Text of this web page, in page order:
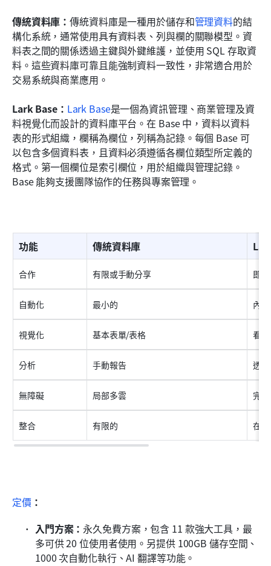
傳統資料庫：傳統資料庫是一種用於儲存和管理資料的結
構化系統，通常使用具有資料表、列與欄的關聯模型。資
料表之間的關係透過主鍵與外鍵維護，並使用 SQL 存取資
料。這些資料庫可靠且能強制資料一致性，非常適合用於
交易系統與商業應用。
Lark Base： Lark Base是一個為資訊管理、商業管理及資
料視覺化而設計的資料庫平台。在 Base 中，資料以資料
表的形式組織，欄稱為欄位，列稱為記錄。每個 Base 可
以包含多個資料表，且資料必須遵循各欄位類型所定義的
格式。第一個欄位是索引欄位，用於組織與管理記錄。
Base 能夠支援團隊協作的任務與專案管理。
功能 傳統資料庫
合作 有限或手動分享 即
自動化 最小的 內
視覺化 基本表單/表格 看
分析 手動報告 透
無障礙 局部多雲 完
整合 有限的 在
定價：
入門方案： 永久免費方案，包含 11 款強大工具，最
多可供 20 位使用者使用。另提供 100GB 儲存空間、
1000 次自動化執行、AI 翻譯等功能。